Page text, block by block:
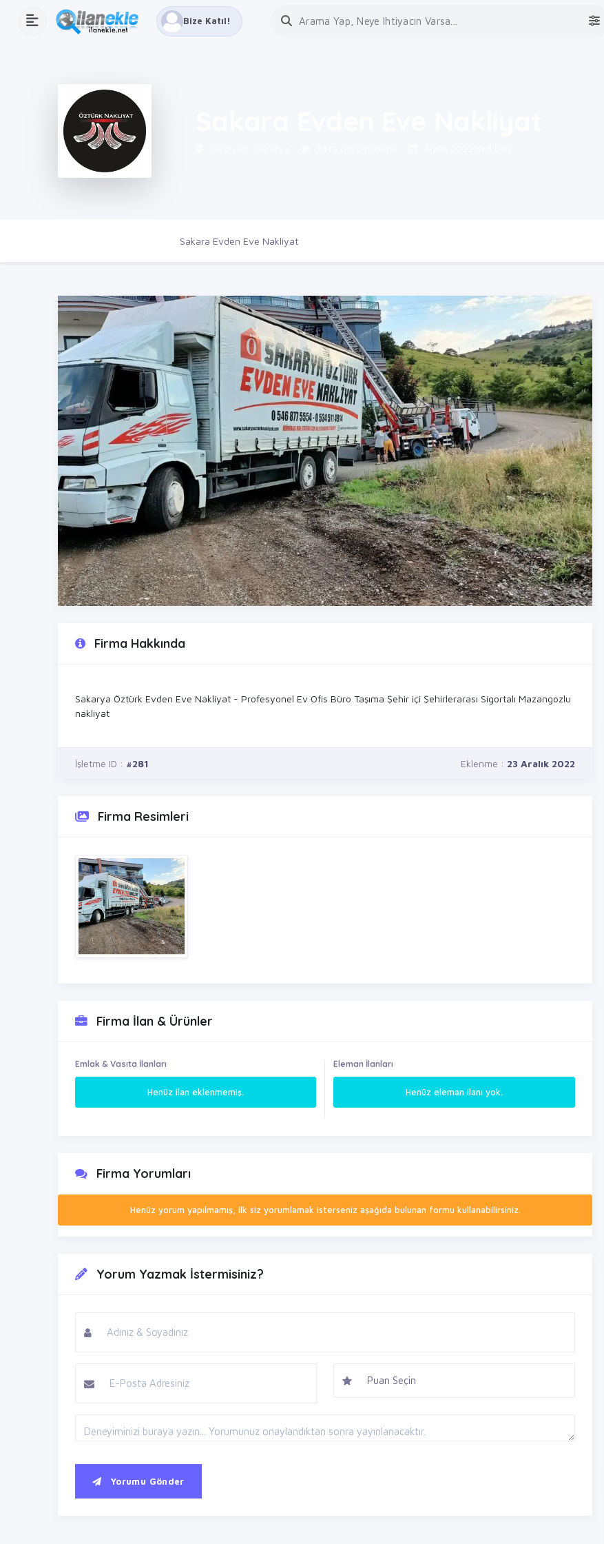
Bize Katıl!
Sakara Evden Eve Nakliyat
Firma Hakkında
Sakarya Öztürk Evden Eve Nakliyat - Profesyonel Ev Ofis Büro Taşıma Şehir içi Şehirlerarası Sigortalı Mazangozlu
nakliyat
İşletme ID : #281 Eklenme : 23 Aralık 2022
Firma Resimleri
Firma İlan & Ürünler
Emlak & Vasıta İlanları
Henüz ilan eklenmemiş.
Eleman İlanları
Henüz eleman ilanı yok.
Firma Yorumları
Henüz yorum yapılmamış, ilk siz yorumlamak isterseniz aşağıda bulunan formu kullanabilirsiniz.
Yorum Yazmak İstermisiniz?
Yorumu Gönder